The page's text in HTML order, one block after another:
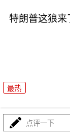
特朗普这狼来
最热
高市早苗又作
点评一下